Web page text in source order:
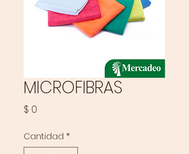
MICROFIBRAS
$ 0
Cantidad *